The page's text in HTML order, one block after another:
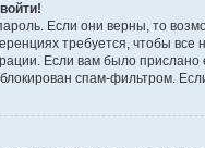
Если они верны, то
требуется, чтобы
Если вам было
спам-фильтром.